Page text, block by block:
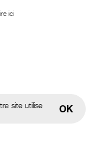
ici
site utilise OK